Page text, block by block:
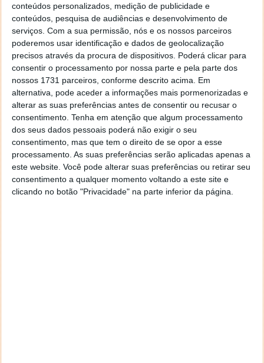
conteúdos personalizados, medição de publicidade e
conteúdos, pesquisa de audiências e desenvolvimento de
serviços. Com a sua permissão, nós e os nossos parceiros
poderemos usar identificação e dados de geolocalização
precisos através da procura de dispositivos. Poderá clicar para
consentir o processamento por nossa parte e pela parte dos
nossos 1731 parceiros, conforme descrito acima. Em
alternativa, pode aceder a informações mais pormenorizadas e
alterar as suas preferências antes de consentir ou recusar o
consentimento. Tenha em atenção que algum processamento
dos seus dados pessoais poderá não exigir o seu
consentimento, mas que tem o direito de se opor a esse
processamento. As suas preferências serão aplicadas apenas a
este website. Você pode alterar suas preferências ou retirar seu
consentimento a qualquer momento voltando a este site e
clicando no botão "Privacidade" na parte inferior da página.